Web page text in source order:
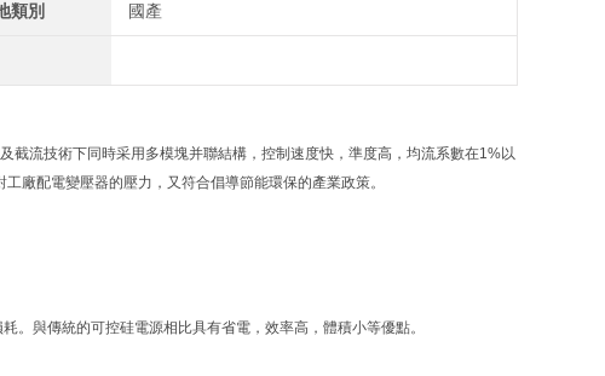
類別 國產
流技術下同時采用多模塊并聯結構，控制速度快，準度高，均流系數在1%以
廠配電變壓器的壓力，又符合倡導節能環保的產業政策。
。與傳統的可控硅電源相比具有省電，效率高，體積小等優點。